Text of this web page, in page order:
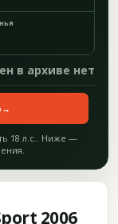
в архиве нет
→
18 л.с.. Ниже —
2006